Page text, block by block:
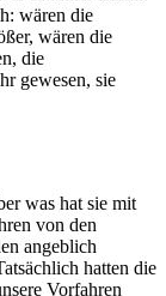
wären die
wären die
die
gewesen, sie
was hat sie mit
von den
angeblich
hatten die
Vorfahren